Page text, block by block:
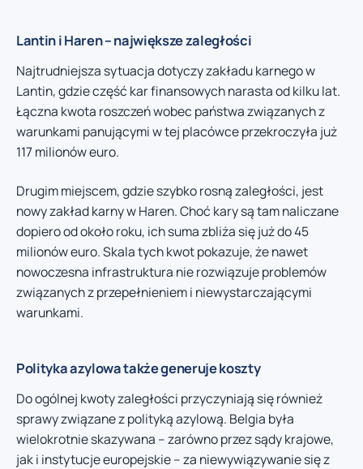
Lantin i Haren – największe zaległości
Najtrudniejsza sytuacja dotyczy zakładu karnego w
Lantin, gdzie część kar finansowych narasta od kilku lat.
Łączna kwota roszczeń wobec państwa związanych z
warunkami panującymi w tej placówce przekroczyła już
117 milionów euro.
Drugim miejscem, gdzie szybko rosną zaległości, jest
nowy zakład karny w Haren. Choć kary są tam naliczane
dopiero od około roku, ich suma zbliża się już do 45
milionów euro. Skala tych kwot pokazuje, że nawet
nowoczesna infrastruktura nie rozwiązuje problemów
związanych z przepełnieniem i niewystarczającymi
warunkami.
Polityka azylowa także generuje koszty
Do ogólnej kwoty zaległości przyczyniają się również
sprawy związane z polityką azylową. Belgia była
wielokrotnie skazywana – zarówno przez sądy krajowe,
jak i instytucje europejskie – za niewywiązywanie się z